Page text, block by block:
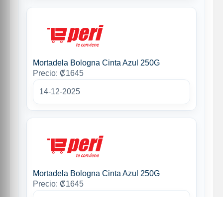
Mortadela Bologna Cinta Azul 250G
Precio: ₡1645
14-12-2025
Mortadela Bologna Cinta Azul 250G
Precio: ₡1645